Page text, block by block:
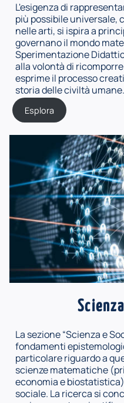
L'esigenza di
più possibile universale,
nelle arti, si ispira a
governano il mondo
Sperimentazione
alla volontà di
esprime il processo
storia delle civiltà umane.
Esplora
La sezione “Scienza e
fondamenti
particolare riguardo a
scienze matematiche
economia e
sociale. La ricerca si